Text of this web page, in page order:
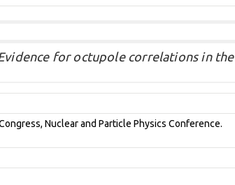
for octupole correlations in the
Nuclear and Particle Physics Conference.